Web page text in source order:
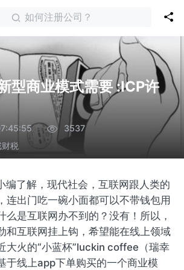
如何注册公司？
型商业模式需要 :ICP许
3537
税
编了解，现代社会，互联网跟人类的
连出门吃一碗小面都可以不带钱包用
么是互联网办不到的？没有！所以，
和互联网挂上钩，希望能在线上领域
大火的“小蓝杯”luckin coffee（瑞幸
于线上app下单购买的一个商业模